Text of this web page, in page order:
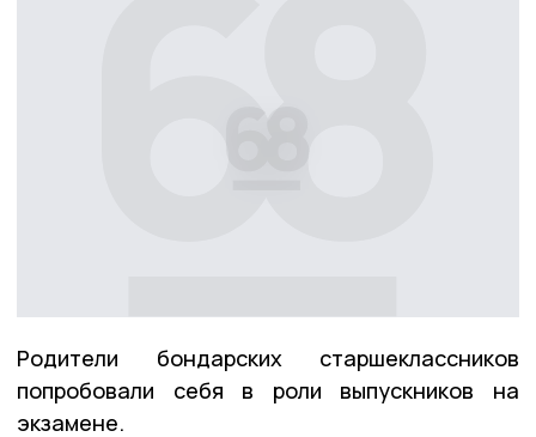
Родители бондарских старшеклассников
попробовали себя в роли выпускников на
экзамене.